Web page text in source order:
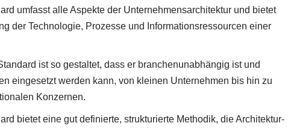
umfasst alle Aspekte der Unternehmensarchitektur und bietet
der Technologie, Prozesse und Informationsressourcen einer
ist so gestaltet, dass er branchenunabhängig ist und
eingesetzt werden kann, von kleinen Unternehmen bis hin zu
Konzernen.
bietet eine gut definierte, strukturierte Methodik, die Architektur-